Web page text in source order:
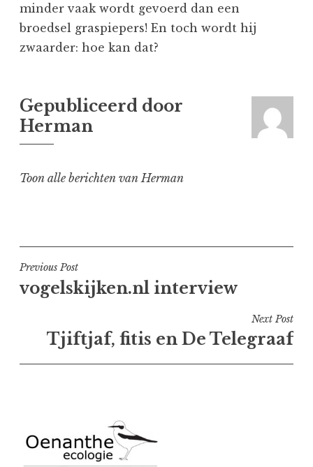
minder vaak wordt gevoerd dan een
broedsel graspiepers! En toch wordt hij
zwaarder: hoe kan dat?
Gepubliceerd door
Herman
Toon alle berichten van Herman
Bericht
navigatie
Previous Post
vogelskijken.nl interview
Next Post
Tjiftjaf, fitis en De Telegraaf